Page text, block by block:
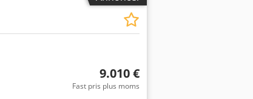
9.010 €
Fast pris plus moms